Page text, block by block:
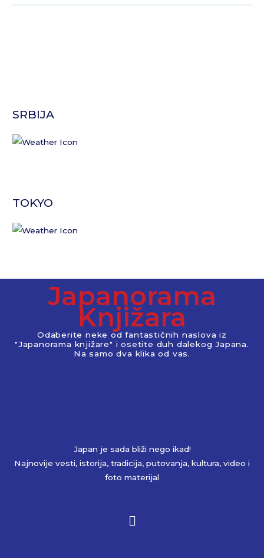
SRBIJA
TOKYO
Japanorama
Knjižara
Odaberite neke od fantastičnih naslova iz
"Japanorama knjižare" i osetite duh dalekog Japana.
Na samo dva klika od vas.
Japan je sada bliži nego ikad!
Najnovije vesti, istorija, tradicija, putovanja, kultura, video i
foto materijal